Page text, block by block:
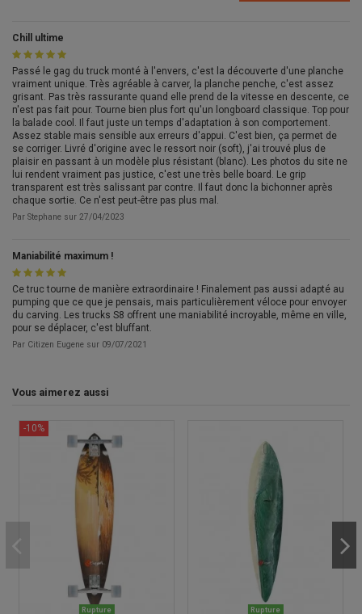
Chill ultime
Passé le gag du truck monté à l'envers, c'est la découverte d'une planche
vraiment unique. Très agréable à carver, la planche penche, c'est assez
grisant. Pas très rassurante quand elle prend de la vitesse en descente, ce
n'est pas fait pour. Tourne bien plus fort qu'un longboard classique. Top pour
la balade cool. Il faut juste un temps d'adaptation à son comportement.
Assez stable mais sensible aux erreurs d'appui. C'est bien, ça permet de
se corriger. Livré d'origine avec le ressort noir (soft), j'ai trouvé plus de
plaisir en passant à un modèle plus résistant (blanc). Les photos du site ne
lui rendent vraiment pas justice, c'est une très belle board. Le grip
transparent est très salissant par contre. Il faut donc la bichonner après
chaque sortie. Ce n'est peut-être pas plus mal.
Par Stephane sur 27/04/2023
Maniabilité maximum !
Ce truc tourne de manière extraordinaire ! Finalement pas aussi adapté au
pumping que ce que je pensais, mais particulièrement véloce pour envoyer
du carving. Les trucks S8 offrent une maniabilité incroyable, même en ville,
pour se déplacer, c'est bluffant.
Par Citizen Eugene sur 09/07/2021
Vous aimerez aussi
-10%
Rupture Rupture